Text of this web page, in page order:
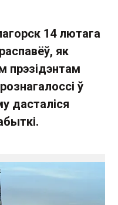
14 лютага
як
прэзідэнтам
ў
дасталіся